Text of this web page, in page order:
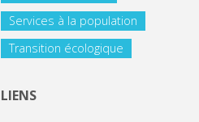
Services à la population
Transition écologique
LIENS